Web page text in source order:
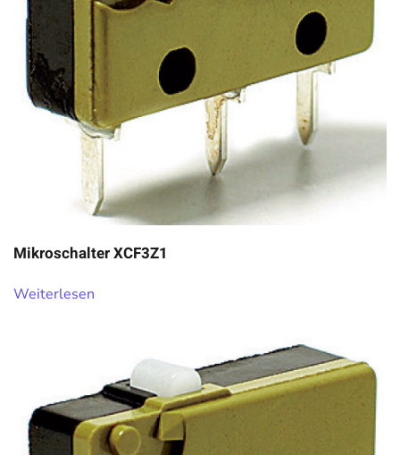
Mikroschalter XCF3Z1
Weiterlesen